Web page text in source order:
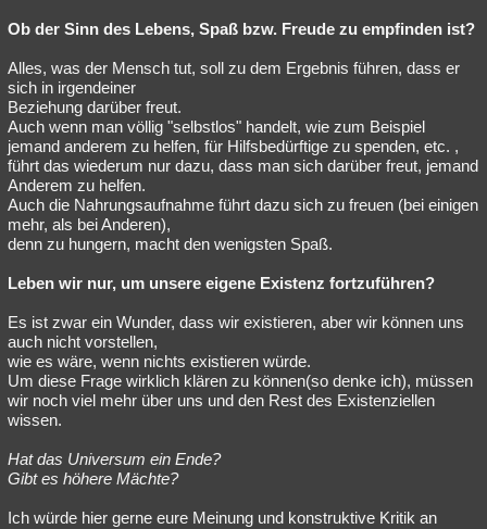
Ob der Sinn des Lebens, Spaß bzw. Freude zu empfinden ist?
Alles, was der Mensch tut, soll zu dem Ergebnis führen, dass er
sich in irgendeiner
Beziehung darüber freut.
Auch wenn man völlig "selbstlos" handelt, wie zum Beispiel
jemand anderem zu helfen, für Hilfsbedürftige zu spenden, etc. ,
führt das wiederum nur dazu, dass man sich darüber freut, jemand
Anderem zu helfen.
Auch die Nahrungsaufnahme führt dazu sich zu freuen (bei einigen
mehr, als bei Anderen),
denn zu hungern, macht den wenigsten Spaß.
Leben wir nur, um unsere eigene Existenz fortzuführen?
Es ist zwar ein Wunder, dass wir existieren, aber wir können uns
auch nicht vorstellen,
wie es wäre, wenn nichts existieren würde.
Um diese Frage wirklich klären zu können(so denke ich), müssen
wir noch viel mehr über uns und den Rest des Existenziellen
wissen.
Hat das Universum ein Ende?
Gibt es höhere Mächte?
Ich würde hier gerne eure Meinung und konstruktive Kritik an